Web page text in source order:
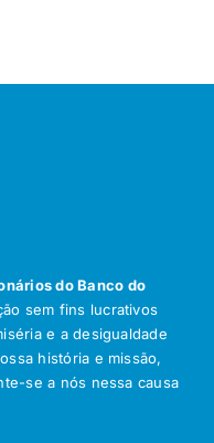
do Banco do
sem fins lucrativos
e a desigualdade
história e missão,
se a nós nessa causa